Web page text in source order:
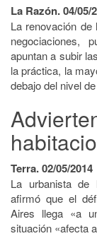
La Razón. 04/05/
La renovación de
negociaciones,
apuntan a subir
la práctica, la
debajo del nivel
Terra. 02/05/2014
La urbanista de
afirmó que el
Aires llega «a
situación «afecta